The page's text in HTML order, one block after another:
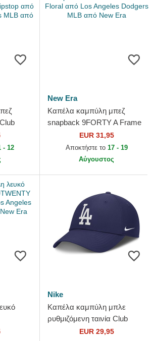
- 12
New Era
Καπέλα καμπύλη μπεζ
snapback 9FORTY A Frame
Floral από Los Angeles
Dodgers MLB από New Era
EUR 31,95
Αποκτήστε το 17 - 19
Αύγουστος
από
Nike
Καπέλα καμπύλη μπλε
ρυθμιζόμενη ταινία Club
Structured UV Poly Ripstop
EUR 29,95